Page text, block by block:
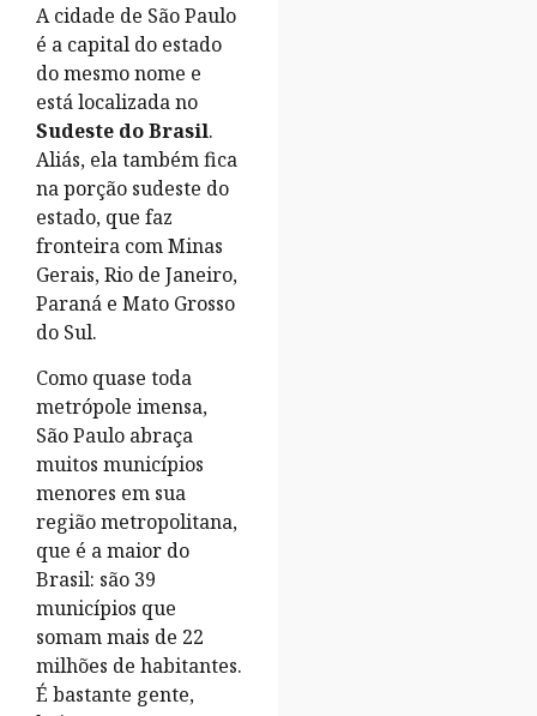
A cidade de São Paulo
é a capital do estado
do mesmo nome e
está localizada no
Sudeste do Brasil.
Aliás, ela também fica
na porção sudeste do
estado, que faz
fronteira com Minas
Gerais, Rio de Janeiro,
Paraná e Mato Grosso
do Sul.
Como quase toda
metrópole imensa,
São Paulo abraça
muitos municípios
menores em sua
região metropolitana,
que é a maior do
Brasil: são 39
municípios que
somam mais de 22
milhões de habitantes.
É bastante gente,